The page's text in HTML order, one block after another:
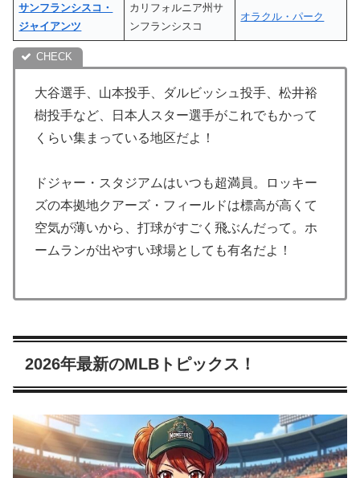
サンフランシスコ・
ジャイアンツ
カリフォルニア州サ
ンフランシスコ
オラクル・パーク
大谷選手、山本投手、ダルビッシュ投手、松井裕
樹投手など、日本人スター選手がこれでもかって
くらい集まっている地区だよ！
ドジャー・スタジアムはいつも超満員。ロッキー
ズの本拠地クアーズ・フィールドは標高が高くて
空気が薄いから、打球がすごく飛ぶんだって。ホ
ームランが出やすい球場としても有名だよ！
2026年最新のMLBトピックス！